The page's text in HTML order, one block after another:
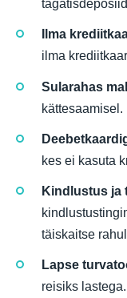
Ilma
ilma
Sularahas
kättesaamisel.
kes ei kasuta
Kindlustus ja
täiskaitse
Lapse
reisiks lastega.